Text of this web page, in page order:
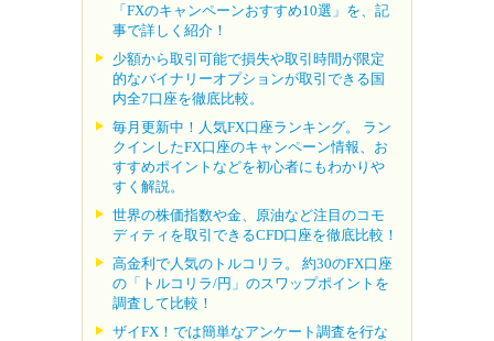
「FXのキャンペーンおすすめ10選」を、記
事で詳しく紹介！
少額から取引可能で損失や取引時間が限定
的なバイナリーオプションが取引できる国
内全7口座を徹底比較。
毎月更新中！人気FX口座ランキング。 ラン
クインしたFX口座のキャンペーン情報、お
すすめポイントなどを初心者にもわかりや
すく解説。
世界の株価指数や金、原油など注目のコモ
ディティを取引できるCFD口座を徹底比較！
高金利で人気のトルコリラ。 約30のFX口座
の「トルコリラ/円」のスワップポイントを
調査して比較！
ザイFX！では簡単なアンケート調査を行な